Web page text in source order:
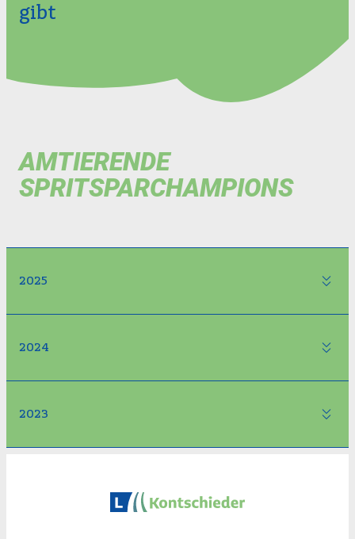
gibt
AMTIERENDE
SPRITSPARCHAMPIONS
2025
2024
2023